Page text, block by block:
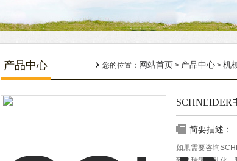
产品中心 您的位置： 网站首页 > 产品中心 > 机
SCHNEIDER
简要描述：
如果需要咨询